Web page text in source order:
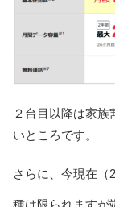
２台目以降は家族
いところです。
さらに、今現在（